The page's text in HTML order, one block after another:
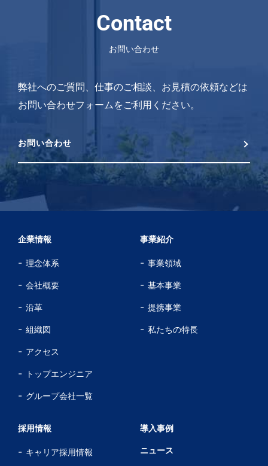
Contact
お問い合わせ
弊社へのご質問、仕事のご相談、お見積の依頼などは
お問い合わせフォームをご利用ください。
お問い合わせ
企業情報
理念体系
会社概要
沿革
組織図
アクセス
トップエンジニア
グループ会社一覧
事業紹介
事業領域
基本事業
提携事業
私たちの特長
採用情報
キャリア採用情報
導入事例
ニュース